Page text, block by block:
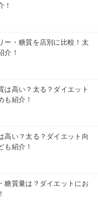
！
ー・糖質を店別に比較！太
介！
は高い？太る？ダイエット
も紹介！
高い？太る？ダイエット向
も紹介！
糖質量は？ダイエットにお